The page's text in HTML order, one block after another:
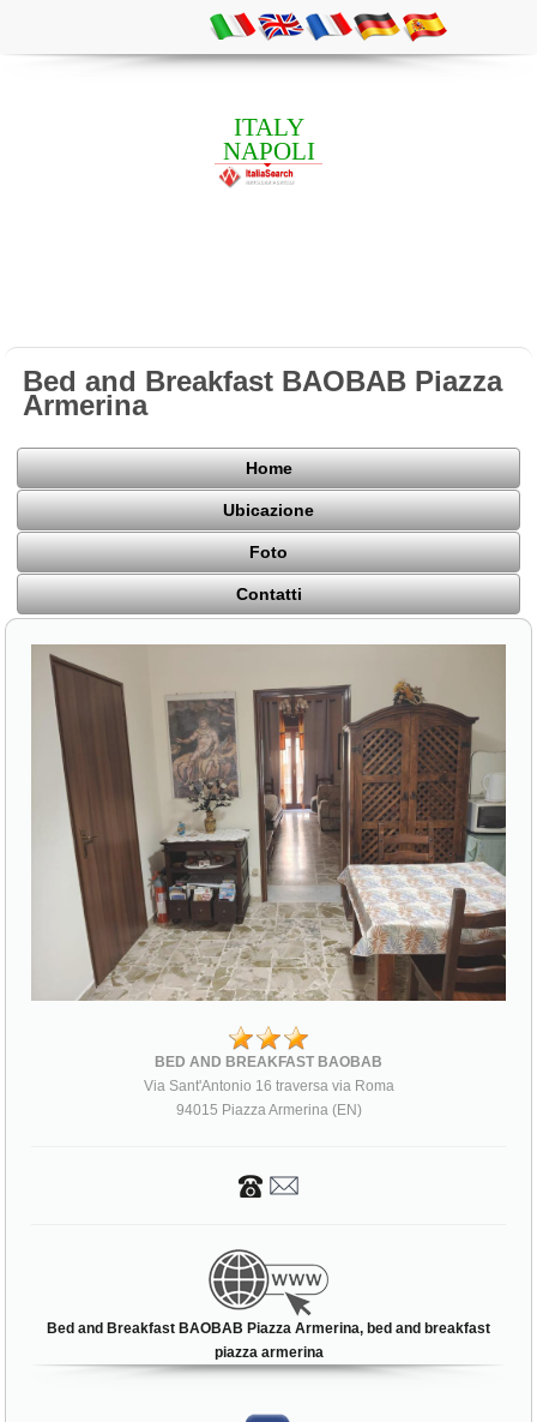
ITALY
NAPOLI
Bed and Breakfast BAOBAB Piazza
Armerina
Home
Ubicazione
Foto
Contatti
BED AND BREAKFAST BAOBAB
Via Sant'Antonio 16 traversa via Roma
94015 Piazza Armerina (EN)
Bed and Breakfast BAOBAB Piazza Armerina, bed and breakfast
piazza armerina